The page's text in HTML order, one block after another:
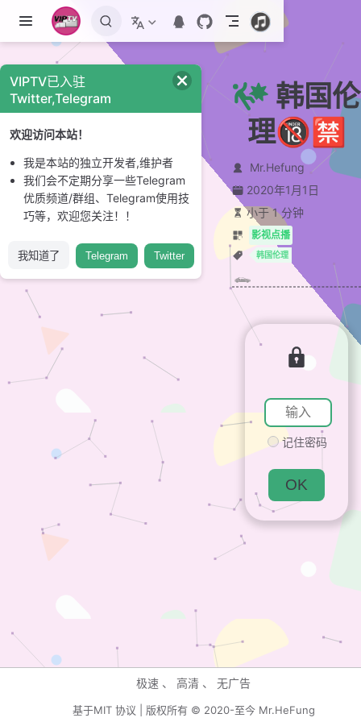
跳至主要內容
韩国伦
理🔞🈲
Mr.Hefung
2020年1月1日
小于 1 分钟
影视点播
韩国伦理
记住密码
OK
极速 、 高清 、 无广告
基于MIT 协议 | 版权所有 © 2020-至今 Mr.HeFung
VIPTV已入驻
Twitter,Telegram
欢迎访问本站！
我是本站的独立开发者,维护者
我们会不定期分享一些Telegram
优质频道/群组、Telegram使用技
巧等，欢迎您关注！！
我知道了 Telegram Twitter